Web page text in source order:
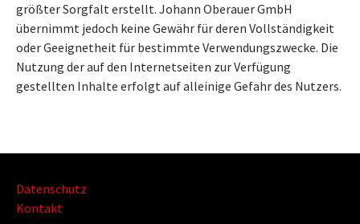
größter Sorgfalt erstellt. Johann Oberauer GmbH
übernimmt jedoch keine Gewähr für deren Vollständigkeit
oder Geeignetheit für bestimmte Verwendungszwecke. Die
Nutzung der auf den Internetseiten zur Verfügung
gestellten Inhalte erfolgt auf alleinige Gefahr des Nutzers.
Datenschutz
Kontakt